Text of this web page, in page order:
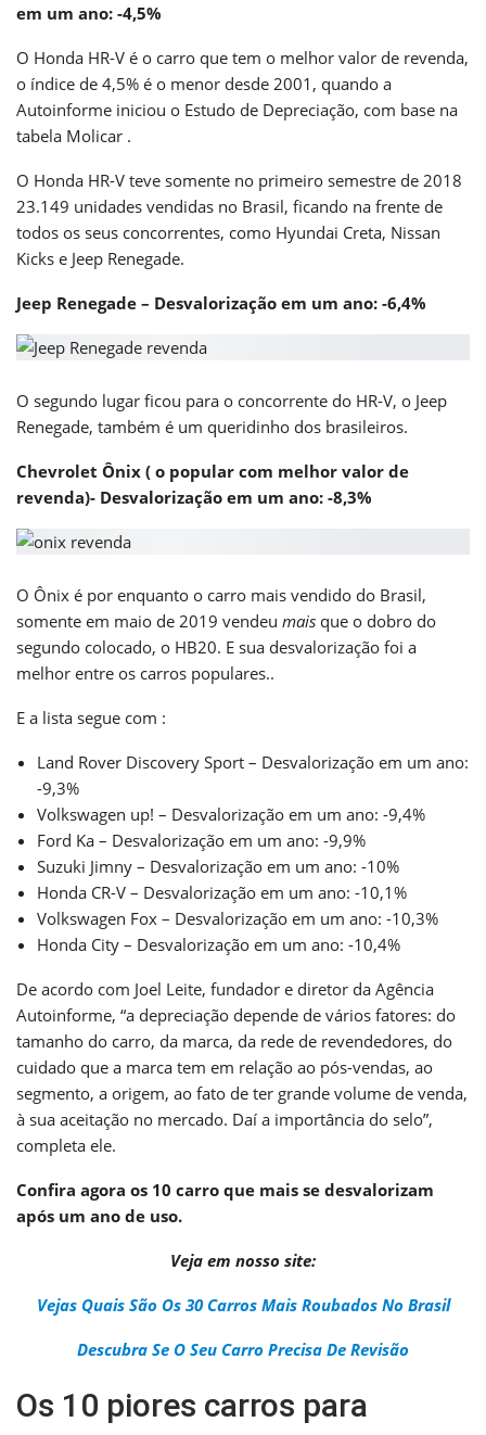
em um ano: -4,5%
O Honda HR-V é o carro que tem o melhor valor de revenda,
o índice de 4,5% é o menor desde 2001, quando a
Autoinforme iniciou o Estudo de Depreciação, com base na
tabela Molicar .
O Honda HR-V teve somente no primeiro semestre de 2018
23.149 unidades vendidas no Brasil, ficando na frente de
todos os seus concorrentes, como Hyundai Creta, Nissan
Kicks e Jeep Renegade.
Jeep Renegade – Desvalorização em um ano: -6,4%
O segundo lugar ficou para o concorrente do HR-V, o Jeep
Renegade, também é um queridinho dos brasileiros.
Chevrolet Ônix ( o popular com melhor valor de
revenda)- Desvalorização em um ano: -8,3%
O Ônix é por enquanto o carro mais vendido do Brasil,
somente em maio de 2019 vendeu mais que o dobro do
segundo colocado, o HB20. E sua desvalorização foi a
melhor entre os carros populares..
E a lista segue com :
Land Rover Discovery Sport – Desvalorização em um ano:
-9,3%
Volkswagen up! – Desvalorização em um ano: -9,4%
Ford Ka – Desvalorização em um ano: -9,9%
Suzuki Jimny – Desvalorização em um ano: -10%
Honda CR-V – Desvalorização em um ano: -10,1%
Volkswagen Fox – Desvalorização em um ano: -10,3%
Honda City – Desvalorização em um ano: -10,4%
De acordo com Joel Leite, fundador e diretor da Agência
Autoinforme, “a depreciação depende de vários fatores: do
tamanho do carro, da marca, da rede de revendedores, do
cuidado que a marca tem em relação ao pós-vendas, ao
segmento, a origem, ao fato de ter grande volume de venda,
à sua aceitação no mercado. Daí a importância do selo”,
completa ele.
Confira agora os 10 carro que mais se desvalorizam
após um ano de uso.
Veja em nosso site:
Vejas Quais São Os 30 Carros Mais Roubados No Brasil
Descubra Se O Seu Carro Precisa De Revisão
Os 10 piores carros para